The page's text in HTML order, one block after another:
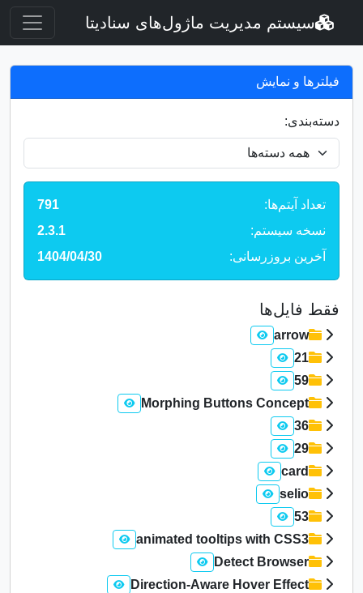
سیستم مدیریت ماژول‌های سنادیتا
فیلترها و نمایش
دسته‌بندی:
تعداد آیتم‌ها:
791
نسخه سیستم:
2.3.1
آخرین بروزرسانی:
1404/04/30
فقط فایل‌ها
arrow
21
59
Morphing Buttons Concept
36
29
card
selio
53
animated tooltips with CSS3
Detect Browser
Direction-Aware Hover Effect